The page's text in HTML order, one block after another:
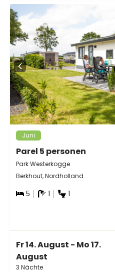
Juni
Parel 5 personen
Park Westerkogge
Berkhout, Nordholland
5 1 1
Fr 14. August - Mo 17.
August
3 Nächte